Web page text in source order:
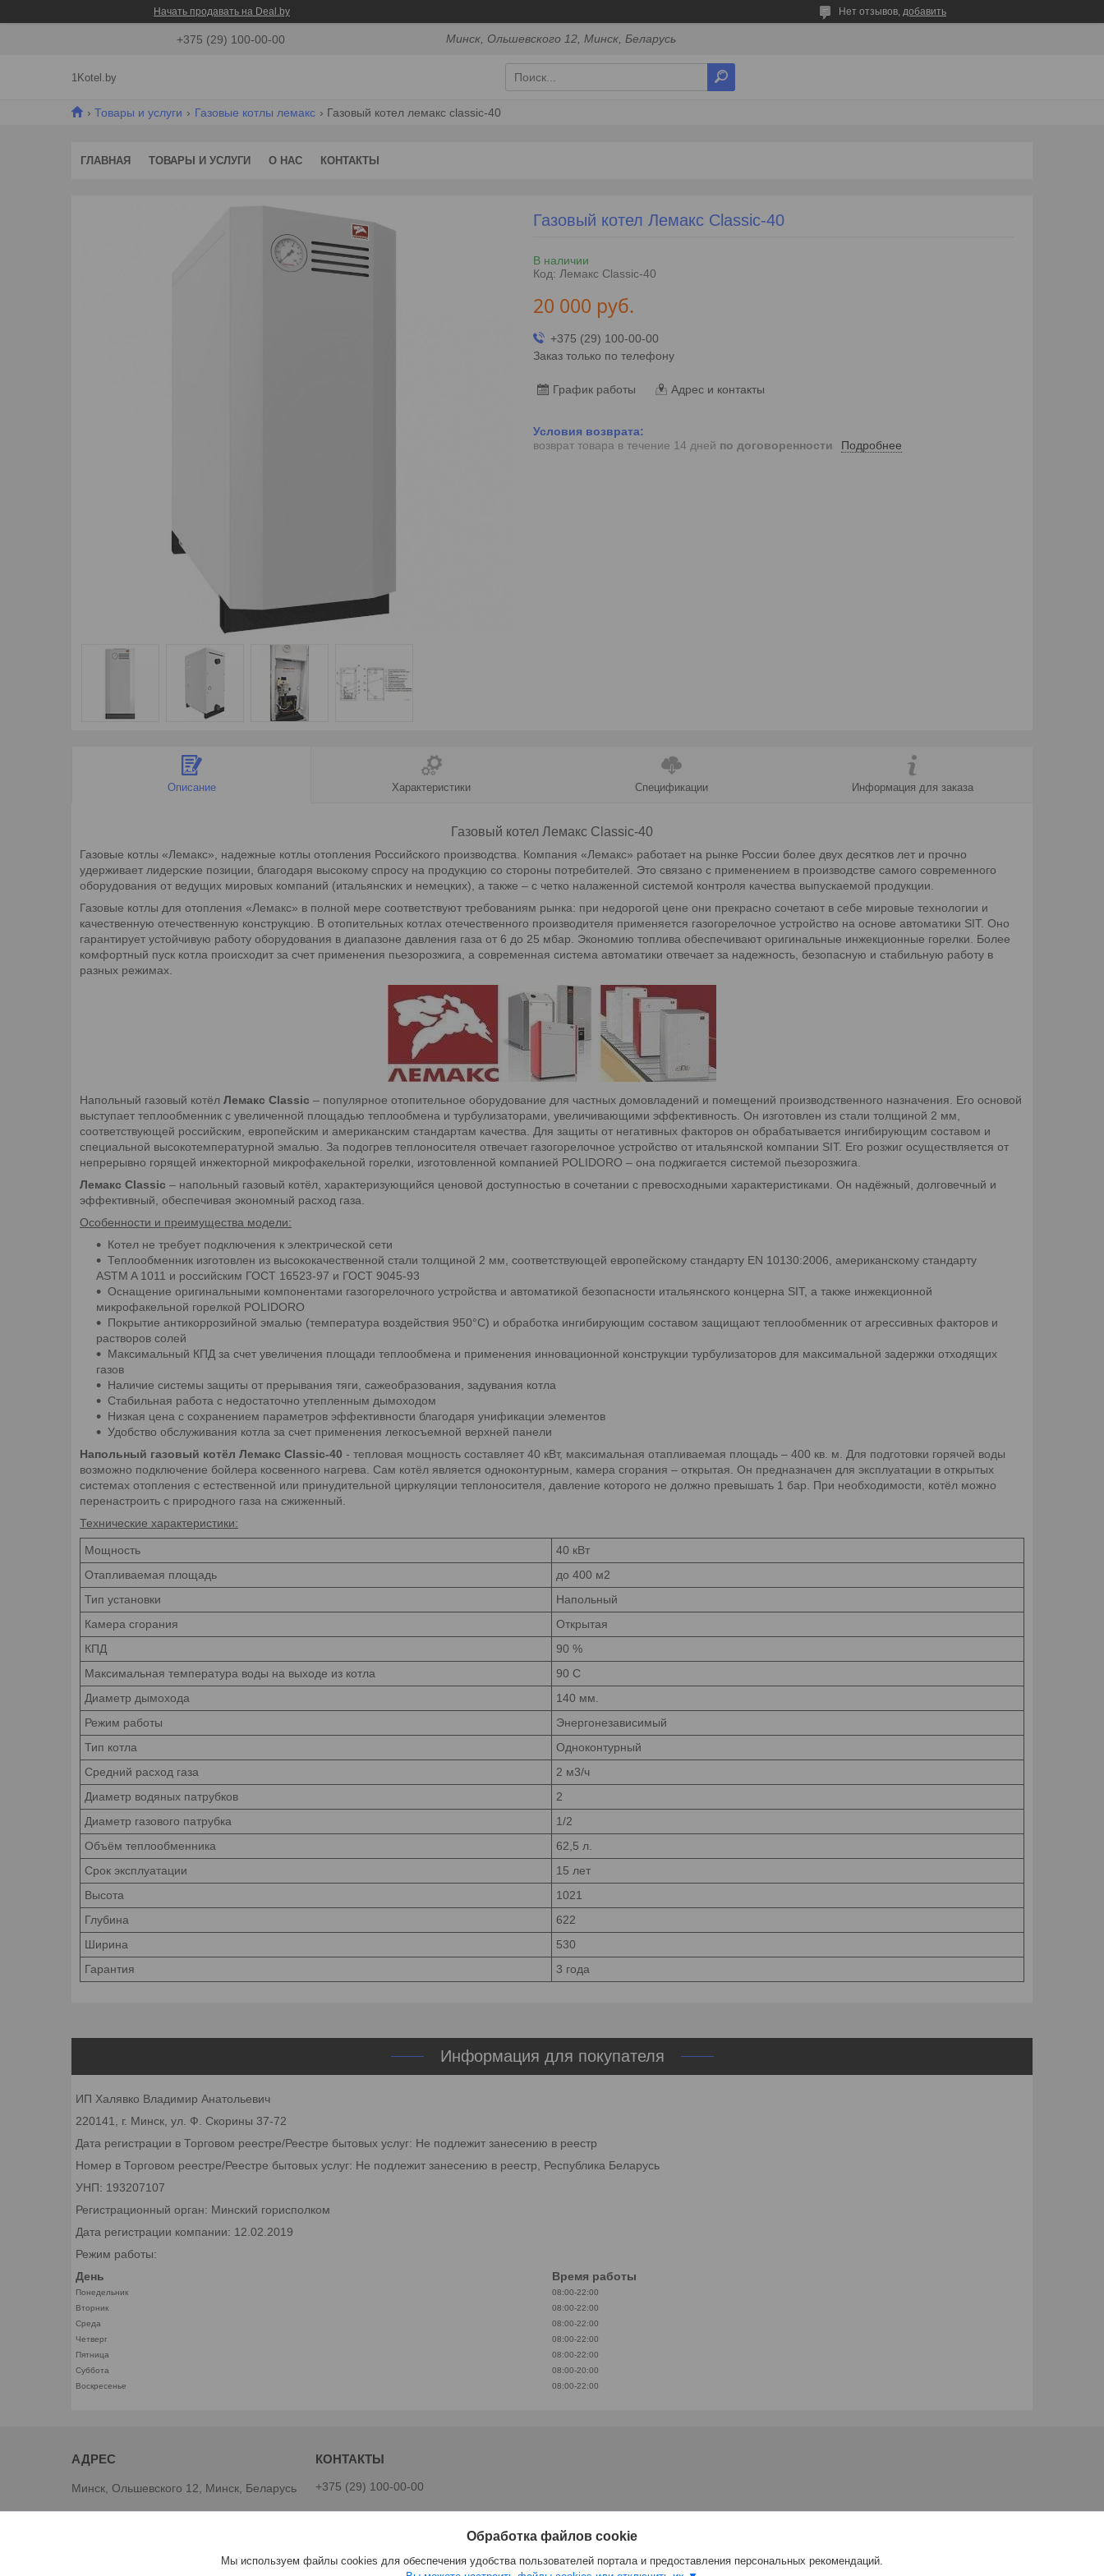
Начать продавать на Deal.by Нет отзывов, добавить
+375 (29) 100-00-00 Минск, Ольшевского 12, Минск, Беларусь
1Kotel.by
Товары и услуги Газовые котлы лемакс Газовый котел лемакс classic-40
ГЛАВНАЯ ТОВАРЫ И УСЛУГИ О НАС КОНТАКТЫ
Газовый котел Лемакс Classic-40
В наличии
Код: Лемакс Classic-40
20 000 руб.
+375 (29) 100-00-00
Заказ только по телефону
График работы Адрес и контакты
возврат товара в течение 14 дней по договоренности Подробнее
Описание Характеристики Спецификации Информация для заказа
Газовый котел Лемакс Classic-40
Газовые котлы «Лемакс», надежные котлы отопления Российского производства. Компания «Лемакс» работает на рынке России более двух десятков лет и прочно
удерживает лидерские позиции, благодаря высокому спросу на продукцию со стороны потребителей. Это связано с применением в производстве самого современного
оборудования от ведущих мировых компаний (итальянских и немецких), а также – с четко налаженной системой контроля качества выпускаемой продукции.
Газовые котлы для отопления «Лемакс» в полной мере соответствуют требованиям рынка: при недорогой цене они прекрасно сочетают в себе мировые технологии и
качественную отечественную конструкцию. В отопительных котлах отечественного производителя применяется газогорелочное устройство на основе автоматики SIT. Оно
гарантирует устойчивую работу оборудования в диапазоне давления газа от 6 до 25 мбар. Экономию топлива обеспечивают оригинальные инжекционные горелки. Более
комфортный пуск котла происходит за счет применения пьезорозжига, а современная система автоматики отвечает за надежность, безопасную и стабильную работу в
разных режимах.
Напольный газовый котёл Лемакс Classic – популярное отопительное оборудование для частных домовладений и помещений производственного назначения. Его основой
выступает теплообменник с увеличенной площадью теплообмена и турбулизаторами, увеличивающими эффективность. Он изготовлен из стали толщиной 2 мм,
соответствующей российским, европейским и американским стандартам качества. Для защиты от негативных факторов он обрабатывается ингибирующим составом и
специальной высокотемпературной эмалью. За подогрев теплоносителя отвечает газогорелочное устройство от итальянской компании SIT. Его розжиг осуществляется от
непрерывно горящей инжекторной микрофакельной горелки, изготовленной компанией POLIDORO – она поджигается системой пьезорозжига.
Лемакс Classic – напольный газовый котёл, характеризующийся ценовой доступностью в сочетании с превосходными характеристиками. Он надёжный, долговечный и
эффективный, обеспечивая экономный расход газа.
Особенности и преимущества модели:
Котел не требует подключения к электрической сети
Теплообменник изготовлен из высококачественной стали толщиной 2 мм, соответствующей европейскому стандарту EN 10130:2006, американскому стандарту
ASTM A 1011 и российским ГОСТ 16523-97 и ГОСТ 9045-93
Оснащение оригинальными компонентами газогорелочного устройства и автоматикой безопасности итальянского концерна SIT, а также инжекционной
микрофакельной горелкой POLIDORO
Покрытие антикоррозийной эмалью (температура воздействия 950°С) и обработка ингибирующим составом защищают теплообменник от агрессивных факторов и
растворов солей
Максимальный КПД за счет увеличения площади теплообмена и применения инновационной конструкции турбулизаторов для максимальной задержки отходящих
газов
Наличие системы защиты от прерывания тяги, сажеобразования, задувания котла
Стабильная работа с недостаточно утепленным дымоходом
Низкая цена с сохранением параметров эффективности благодаря унификации элементов
Удобство обслуживания котла за счет применения легкосъемной верхней панели
Напольный газовый котёл Лемакс Classic-40 - тепловая мощность составляет 40 кВт, максимальная отапливаемая площадь – 400 кв. м. Для подготовки горячей воды
возможно подключение бойлера косвенного нагрева. Сам котёл является одноконтурным, камера сгорания – открытая. Он предназначен для эксплуатации в открытых
системах отопления с естественной или принудительной циркуляции теплоносителя, давление которого не должно превышать 1 бар. При необходимости, котёл можно
перенастроить с природного газа на сжиженный.
Технические характеристики:
Мощность
40 кВт
Отапливаемая площадь
до 400 м2
Тип установки
Напольный
Камера сгорания
Открытая
КПД
90 %
Максимальная температура воды на выходе из котла
90 С
Диаметр дымохода
140 мм.
Режим работы
Энергонезависимый
Тип котла
Одноконтурный
Средний расход газа
2 м3/ч
Диаметр водяных патрубков
2
Диаметр газового патрубка
1/2
Объём теплообменника
62,5 л.
Срок эксплуатации
15 лет
Высота
1021
Глубина
622
Ширина
530
Гарантия
3 года
Информация для покупателя
ИП Халявко Владимир Анатольевич
220141, г. Минск, ул. Ф. Скорины 37-72
Дата регистрации в Торговом реестре/Реестре бытовых услуг: Не подлежит занесению в реестр
Номер в Торговом реестре/Реестре бытовых услуг: Не подлежит занесению в реестр, Республика Беларусь
УНП: 193207107
Регистрационный орган: Минский горисполком
Дата регистрации компании: 12.02.2019
Режим работы:
День
Время работы
Понедельник
08:00-22:00
Вторник
08:00-22:00
Среда
08:00-22:00
Четверг
08:00-22:00
Пятница
08:00-22:00
Суббота
08:00-20:00
Воскресенье
08:00-22:00
Минск, Ольшевского 12, Минск, Беларусь +375 (29) 100-00-00
Обработка файлов cookie
Мы используем файлы cookies для обеспечения удобства пользователей портала и предоставления персональных рекомендаций.